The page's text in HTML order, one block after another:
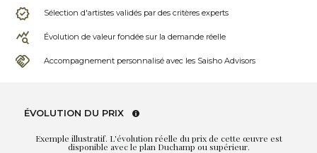
Sélection d'artistes validés par des critères experts
Évolution de valeur fondée sur la demande réelle
Accompagnement personnalisé avec les Saisho Advisors
ÉVOLUTION DU PRIX
Exemple illustratif. L'évolution réelle du prix de cette œuvre est
disponible avec le plan Duchamp ou supérieur.